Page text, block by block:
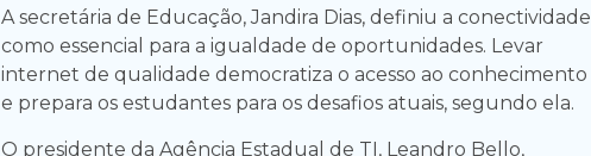
A secretária de Educação, Jandira Dias, definiu a conectividade
como essencial para a igualdade de oportunidades. Levar
internet de qualidade democratiza o acesso ao conhecimento
e prepara os estudantes para os desafios atuais, segundo ela.
O presidente da Agência Estadual de TI, Leandro Bello,